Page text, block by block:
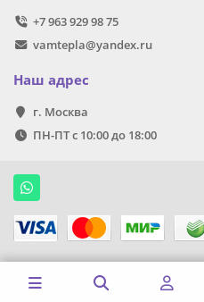
+7 963 929 98 75
vamtepla@yandex.ru
Наш адрес
г. Москва
ПН-ПТ с 10:00 до 18:00